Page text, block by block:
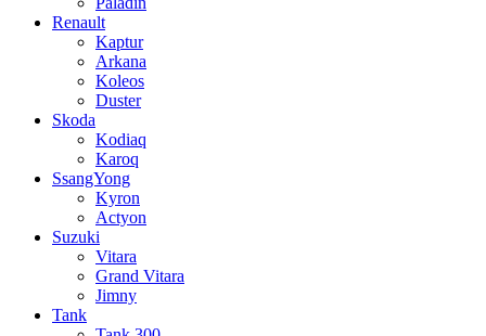
Renault
Kaptur
Arkana
Koleos
Duster
Skoda
Kodiaq
Karoq
SsangYong
Kyron
Actyon
Suzuki
Vitara
Grand Vitara
Jimny
Tank